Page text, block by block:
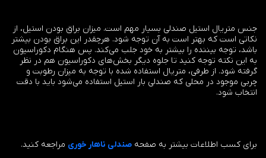
جنس متریال استیل صندلی بسیار مهم است. میزان براق بودن استیل، از
نکاتی است که بهتر است به آن توجه شود. هرچقدر این براق بودن بیشتر
باشد، توجه بیننده را بیشتر به خود جلب می‌کند. پس هنگام دکوراسیون
به این نکته توجه کنید تا جلوه دیگر بخش‌های دکوراسیون هم در نظر
گرفته شود. از طرفی، متریال استفاده شده با توجه به میزان رطوبت و
چربی موجود در محلی که صندلی بار استیل استفاده می‌شود باید با دقت
انتخاب شود.
برای کسب اطلاعات بیشتر به صفحه صندلی ناهار خوری مراجعه کنید.